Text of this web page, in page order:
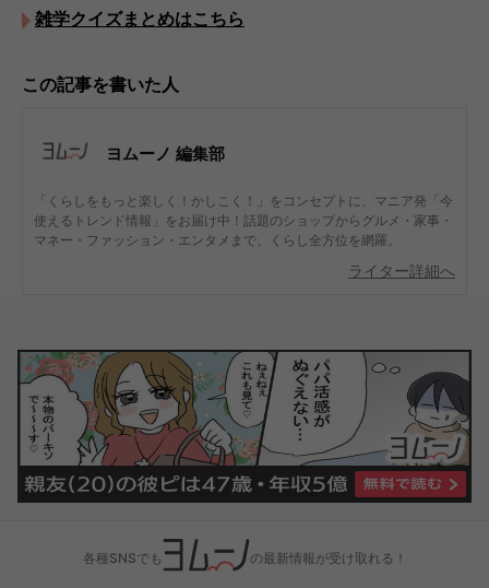
雑学クイズまとめはこちら
この記事を書いた人
ヨムーノ 編集部
「くらしをもっと楽しく！かしこく！」をコンセプトに、マニア発「今
使えるトレンド情報」をお届け中！話題のショップからグルメ・家事・
マネー・ファッション・エンタメまで、くらし全方位を網羅。
ライター詳細へ
各種SNSでも の最新情報が受け取れる！